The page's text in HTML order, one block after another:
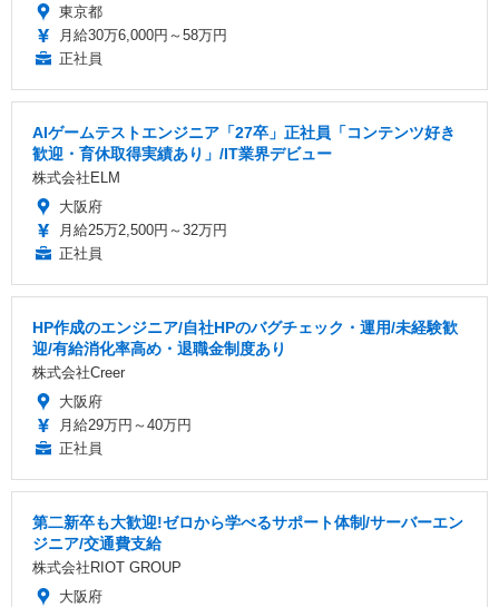
東京都
月給30万6,000円～58万円
正社員
AIゲームテストエンジニア「27卒」正社員「コンテンツ好き
歓迎・育休取得実績あり」/IT業界デビュー
株式会社ELM
大阪府
月給25万2,500円～32万円
正社員
HP作成のエンジニア/自社HPのバグチェック・運用/未経験歓
迎/有給消化率高め・退職金制度あり
株式会社Creer
大阪府
月給29万円～40万円
正社員
第二新卒も大歓迎!ゼロから学べるサポート体制/サーバーエン
ジニア/交通費支給
株式会社RIOT GROUP
大阪府